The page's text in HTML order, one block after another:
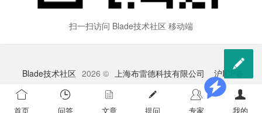
扫一扫访问 Blade技术社区 移动端
Blade技术社区 2026 © 上海布雷德科技有限公司
沪ICP备
2023009528号-1
苏公网安备 32041102000998号
首页 问答 文章 提问 专家 我的
